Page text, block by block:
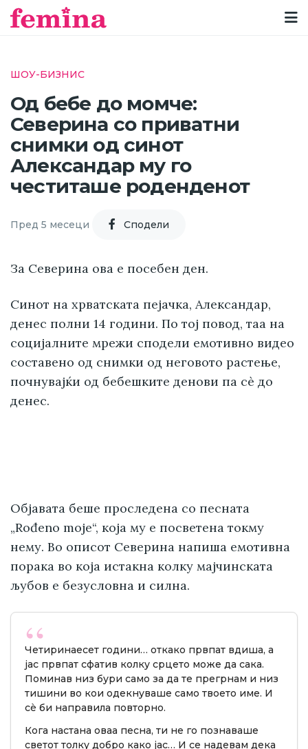
ШОУ-БИЗНИС
Од бебе до момче:
Северина со приватни
снимки од синот
Александар му го
честиташе роденденот
Пред 5 месеци Cподели
За Северина ова е посебен ден.
Синот на хрватската пејачка, Александар,
денес полни 14 години. По тој повод, таа на
социјалните мрежи сподели емотивно видео
составено од снимки од неговото растење,
почнувајќи од бебешките денови па сè до
денес.
Објавата беше проследена со песната
„Rođeno moje“, која му е посветена токму
нему. Во описот Северина напиша емотивна
порака во која истакна колку мајчинската
љубов е безусловна и силна.
Четиринаесет години… откако првпат вдиша, а
јас првпат сфатив колку срцето може да сака.
Поминав низ бури само за да те прегрнам и низ
тишини во кои одекнуваше само твоето име. И
сè би направила повторно.
Кога настана оваа песна, ти не го познаваше
светот толку добро како јас… И се надевам дека